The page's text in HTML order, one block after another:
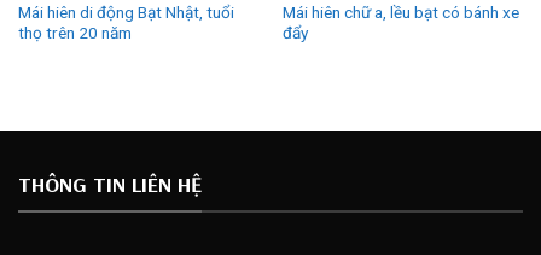
Mái hiên di động Bạt Nhật, tuổi
thọ trên 20 năm
Mái hiên chữ a, lều bạt có bánh xe
đẩy
THÔNG TIN LIÊN HỆ